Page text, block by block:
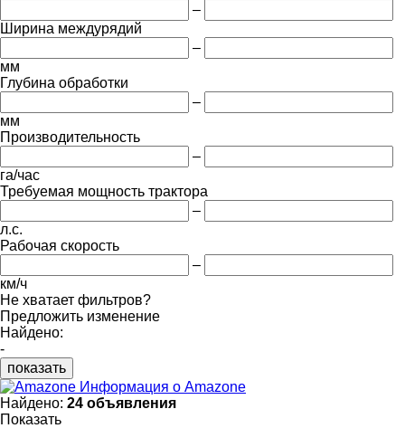
–
Ширина междурядий
–
мм
Глубина обработки
–
мм
Производительность
–
га/час
Требуемая мощность трактора
–
л.с.
Рабочая скорость
–
км/ч
Не хватает фильтров?
Предложить изменение
Найдено:
-
показать
Информация о Amazone
Найдено: 24 объявления
Показать